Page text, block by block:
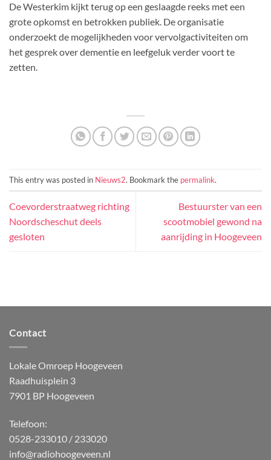
De Westerkim kijkt terug op een geslaagde reeks met een
grote opkomst en betrokken publiek. De organisatie
onderzoekt de mogelijkheden voor vervolgactiviteiten om
het gesprek over dementie en leefgeluk verder voort te
zetten.
This entry was posted in Nieuws2. Bookmark the permalink.
Coevorderstraatweg richting
Noordscheschut deels
gesloten
Bestuurster van een
scootmobiel gewond na
aanrijding in Hoogeveen
Contact
Lokale Omroep Hoogeveen
Raadhuisplein 3
7901 BP Hoogeveen
Telefoon:
0528-233010 / 233020
info@radiohoogeveen.nl